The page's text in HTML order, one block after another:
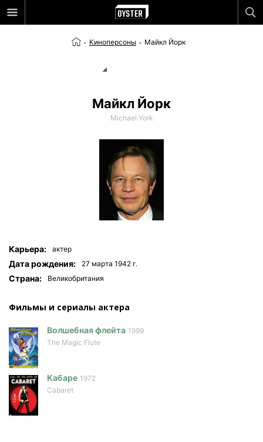
Киноперсоны Майкл Йорк
Майкл Йорк
Michael York
Карьера: актер
Дата рождения: 27 мартa 1942 г.
Страна: Великобритания
Фильмы и сериалы актера
Волшебная флейта 1999
The Magic Flute
Кабаре 1972
Cabaret